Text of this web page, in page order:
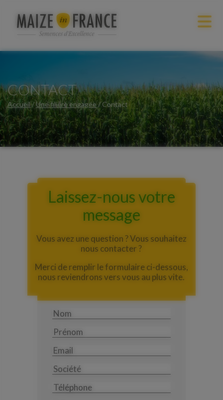
CONTACT
Accueil/Une filière engagée /Contact
Laissez-nous votre
message
Vous avez une question ? Vous souhaitez
nous contacter ?
Merci de remplir le formulaire ci-dessous,
nous reviendrons vers vous au plus vite.
Nom
Prénom
Email
Société
Téléphone